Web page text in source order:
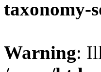
taxonomy-
Warning: